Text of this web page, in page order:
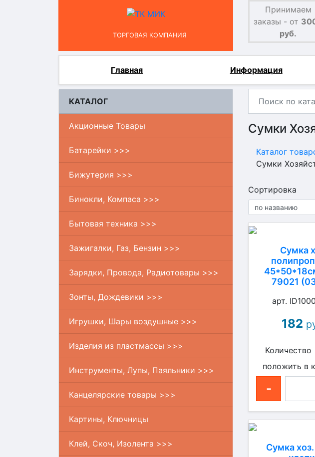
ТОРГОВАЯ КОМПАНИЯ
Принимаем
заказы - от
руб.
Главная Информация
КАТАЛОГ
Акционные Товары
Батарейки >>>
Бижутерия >>>
Бинокли, Компаса >>>
Бытовая техника >>>
Зажигалки, Газ, Бензин >>>
Зарядки, Провода, Радиотовары >>>
Зонты, Дождевики >>>
Игрушки, Шары воздушные >>>
Изделия из пластмассы >>>
Инструменты, Лупы, Паяльники >>>
Канцелярские товары >>>
Картины, Ключницы
Клей, Скоч, Изолента >>>
Сумки
Каталог
Сумки
Сортировка
Сумка
79021
арт.
182
Количество
положить в
-
Сумка